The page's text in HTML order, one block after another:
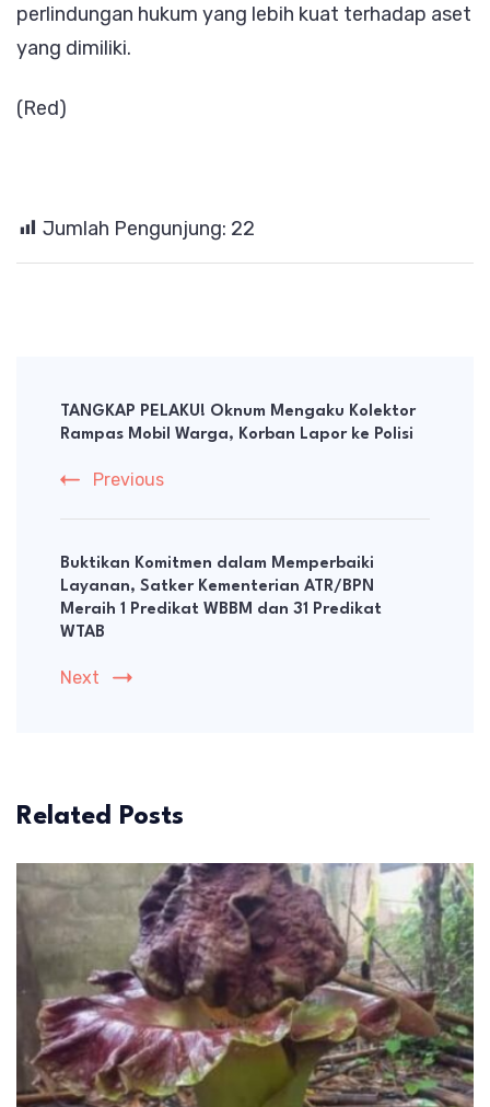
perlindungan hukum yang lebih kuat terhadap aset
yang dimiliki.
(Red)
Jumlah Pengunjung: 22
Navigation
TANGKAP PELAKU! Oknum Mengaku Kolektor
Rampas Mobil Warga, Korban Lapor ke Polisi
Previous
Buktikan Komitmen dalam Memperbaiki
Layanan, Satker Kementerian ATR/BPN
Meraih 1 Predikat WBBM dan 31 Predikat
WTAB
Next
Related Posts